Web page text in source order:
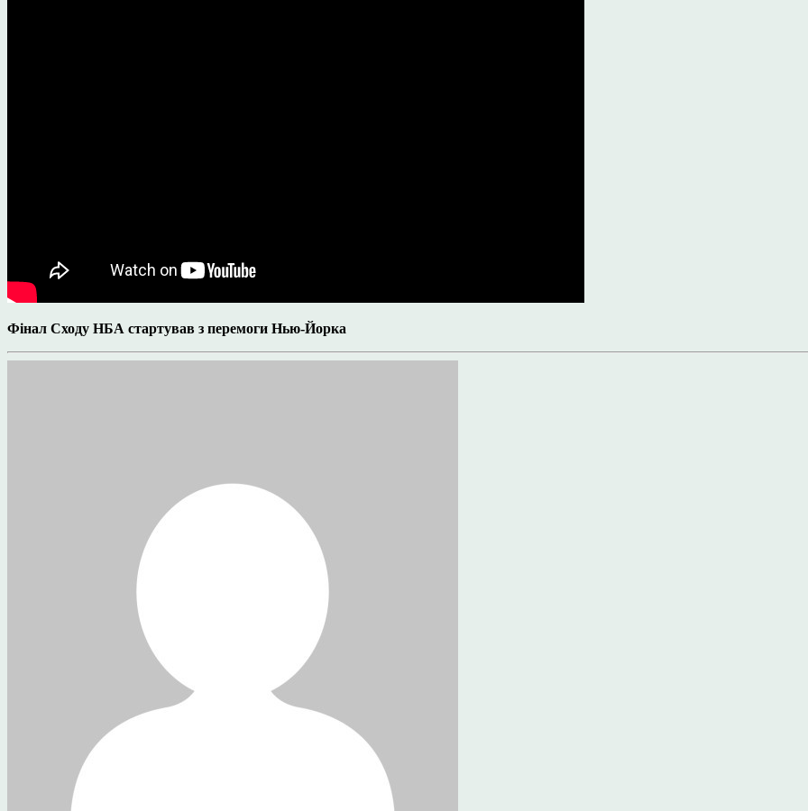
Фінал Сходу НБА стартував з перемоги Нью-Йорка